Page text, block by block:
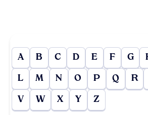
A B C D E F G
L M N O P Q R
V W X Y Z